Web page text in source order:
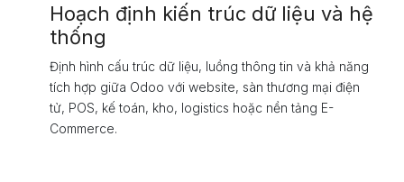
Hoạch định kiến trúc dữ liệu và hệ
thống
Định hình cấu trúc dữ liệu, luồng thông tin và khả năng
tích hợp giữa Odoo với website, sàn thương mại điện
tử, POS, kế toán, kho, logistics hoặc nền tảng E-
Commerce.